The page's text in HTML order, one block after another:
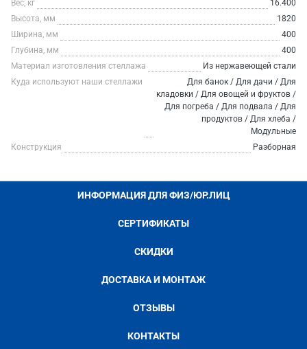
Вес, кг
16.400
Высота, мм
1820
Ширина, мм
400
Глубина, мм
400
Материал изготовления стеллажа
Из нержавеющей стали
Куда используют наши стеллажи
Для банок / Для дачи / Для
кладовки / Для овощей и фруктов /
Для погреба / Для подвала / Для
продуктов / Для хлеба /
Модульные
Конструкция
Разборная
ИНФОРМАЦИЯ ДЛЯ ФИЗ/ЮР.ЛИЦ
СЕРТИФИКАТЫ
СКИДКИ
ДОСТАВКА И МОНТАЖ
ОТЗЫВЫ
КОНТАКТЫ